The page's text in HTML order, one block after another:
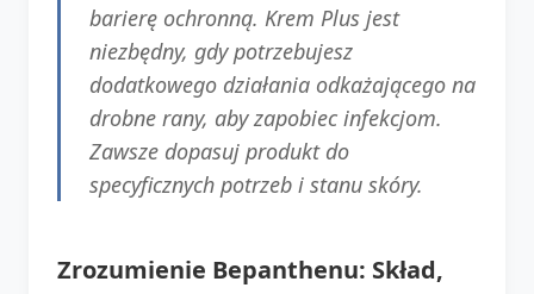
barierę ochronną. Krem Plus jest
niezbędny, gdy potrzebujesz
dodatkowego działania odkażającego na
drobne rany, aby zapobiec infekcjom.
Zawsze dopasuj produkt do
specyficznych potrzeb i stanu skóry.
Zrozumienie Bepanthenu: Skład,